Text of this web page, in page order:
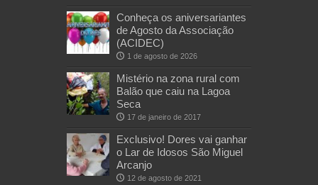
Conheça os aniversariantes
de Agosto da Associação
(ACIDEC)
1 de agosto de 2026
Mistério na zona rural com
Balão que caiu na Lagoa
Seca
17 de janeiro de 2017
Exclusivo! Dores vai ganhar
o Lar de Idosos São Miguel
Arcanjo
12 de agosto de 2021